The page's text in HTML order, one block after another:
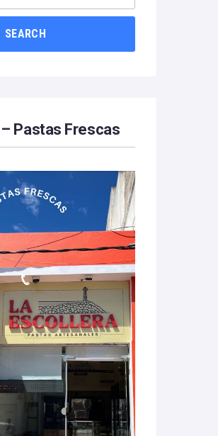
SEARCH
Pastas Frescas